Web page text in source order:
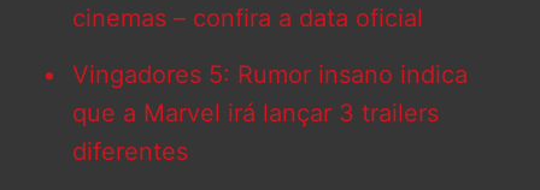
cinemas – confira a data oficial
Vingadores 5: Rumor insano indica
que a Marvel irá lançar 3 trailers
diferentes